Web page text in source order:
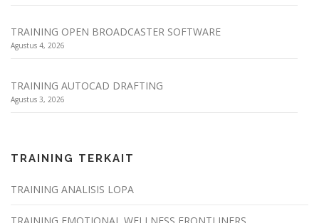
TRAINING OPEN BROADCASTER SOFTWARE
Agustus 4, 2026
TRAINING AUTOCAD DRAFTING
Agustus 3, 2026
TRAINING TERKAIT
TRAINING ANALISIS LOPA